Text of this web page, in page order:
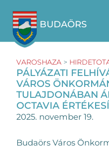
BUDAÖRS
VAROSHAZA >
PÁLYÁZATI
VÁROS
TULAJDONÁBAN
OCTAVIA
2025. november 19.
Budaörs Város